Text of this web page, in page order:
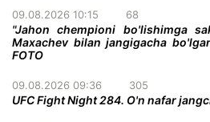
09.08.2026 10:15 68
"Jahon chempioni bo'lishimga
Maxachev bilan jangigacha
FOTO
09.08.2026 09:36 305
UFC Fight Night 284. O'n nafar